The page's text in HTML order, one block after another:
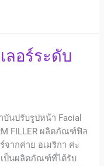
ลอร์ระดับ
บันปรับรูปหน้า Facial
FILLER ผลิตภัณฑ์ฟิล
จากค่าย อเมริกา ค่ะ
เป็นผลิตภัณฑ์ที่ได้รับ